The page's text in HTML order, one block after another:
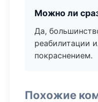
Можно ли
Да,
реабилитации
покраснением.
Похожие